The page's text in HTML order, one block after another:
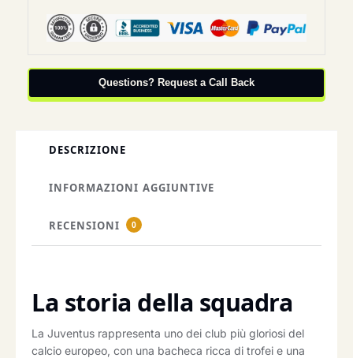
Questions? Request a Call Back
DESCRIZIONE
INFORMAZIONI AGGIUNTIVE
RECENSIONI 0
La storia della squadra
La Juventus rappresenta uno dei club più gloriosi del
calcio europeo, con una bacheca ricca di trofei e una